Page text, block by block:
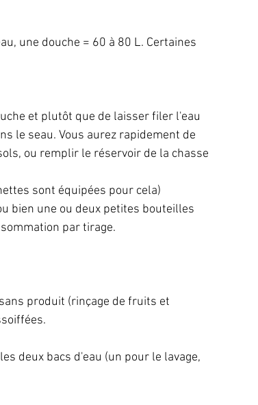
une douche = 60 à 80 L. Certaines
et plutôt que de laisser filer l'eau
le seau. Vous aurez rapidement de
ou remplir le réservoir de la chasse
sont équipées pour cela)
bien une ou deux petites bouteilles
par tirage.
produit (rinçage de fruits et
deux bacs d'eau (un pour le lavage,